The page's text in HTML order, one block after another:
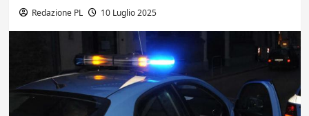
Redazione PL 10 Luglio 2025